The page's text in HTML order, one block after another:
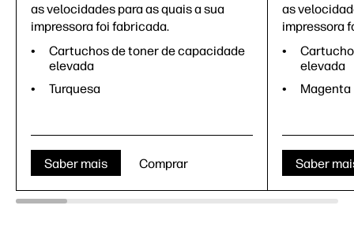
as velocidades para as quais a sua
impressora foi fabricada.
Cartuchos de toner de capacidade
elevada
Turquesa
Saber mais Comprar
as
impressora
elevada
Magenta
Saber